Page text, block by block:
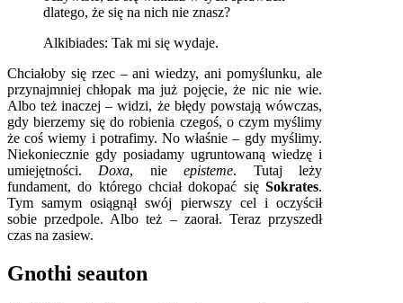
dlatego, że się na nich nie znasz?
Alkibiades: Tak mi się wydaje.
Chciałoby się rzec – ani wiedzy, ani pomyślunku, ale
przynajmniej chłopak ma już pojęcie, że nic nie wie.
Albo też inaczej – widzi, że błędy powstają wówczas,
gdy bierzemy się do robienia czegoś, o czym myślimy
że coś wiemy i potrafimy. No właśnie – gdy myślimy.
Niekoniecznie gdy posiadamy ugruntowaną wiedzę i
umiejętności.Doxa, nieepisteme. Tutaj leży
fundament, do którego chciał dokopać się Sokrates.
Tym samym osiągnął swój pierwszy cel i oczyścił
sobie przedpole. Albo też – zaorał. Teraz przyszedł
czas na zasiew.
Gnothi seauton